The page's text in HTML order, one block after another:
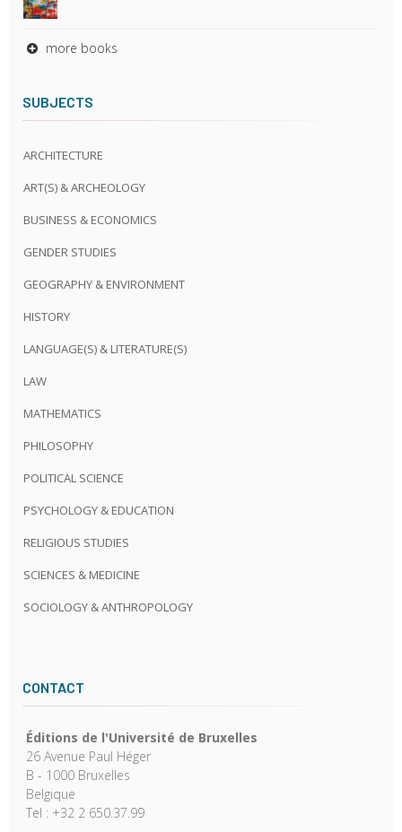
more books
SUBJECTS
ARCHITECTURE
ART(S) & ARCHEOLOGY
BUSINESS & ECONOMICS
GENDER STUDIES
GEOGRAPHY & ENVIRONMENT
HISTORY
LANGUAGE(S) & LITERATURE(S)
LAW
MATHEMATICS
PHILOSOPHY
POLITICAL SCIENCE
PSYCHOLOGY & EDUCATION
RELIGIOUS STUDIES
SCIENCES & MEDICINE
SOCIOLOGY & ANTHROPOLOGY
CONTACT
Éditions de l'Université de Bruxelles
26 Avenue Paul Héger
B - 1000 Bruxelles
Belgique
Tel : +32 2 650.37.99